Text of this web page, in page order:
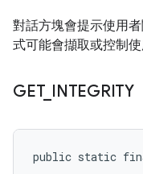
對話方塊會提示使用
式可能會擷取或控制使
GET_ INTEGRITY
public static